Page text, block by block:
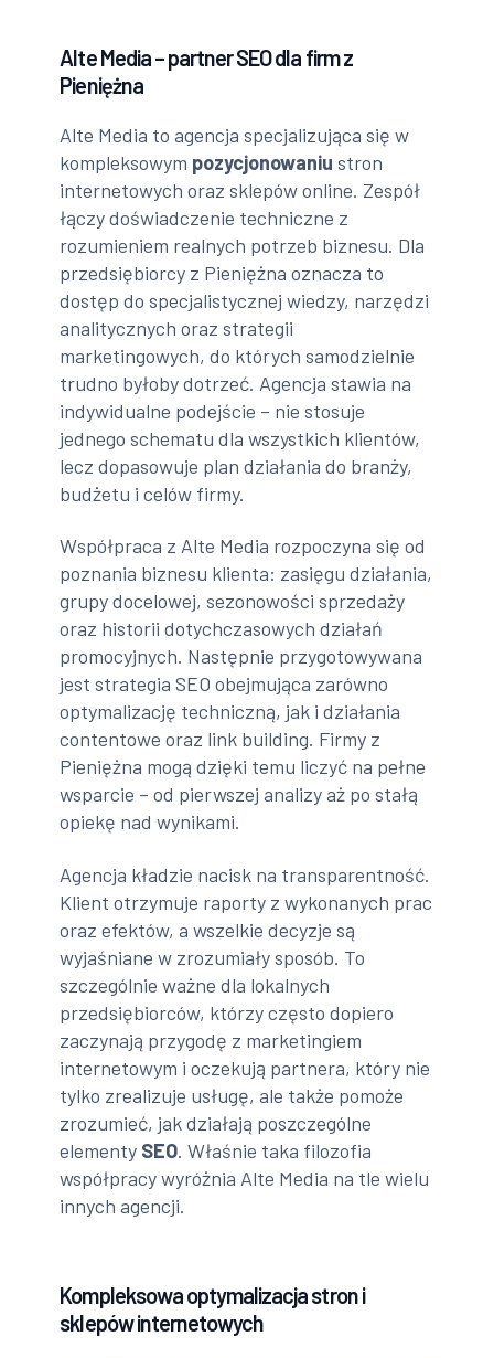
Alte Media – partner SEO dla firm z
Pieniężna
Alte Media to agencja specjalizująca się w
kompleksowym pozycjonowaniu stron
internetowych oraz sklepów online. Zespół
łączy doświadczenie techniczne z
rozumieniem realnych potrzeb biznesu. Dla
przedsiębiorcy z Pieniężna oznacza to
dostęp do specjalistycznej wiedzy, narzędzi
analitycznych oraz strategii
marketingowych, do których samodzielnie
trudno byłoby dotrzeć. Agencja stawia na
indywidualne podejście – nie stosuje
jednego schematu dla wszystkich klientów,
lecz dopasowuje plan działania do branży,
budżetu i celów firmy.
Współpraca z Alte Media rozpoczyna się od
poznania biznesu klienta: zasięgu działania,
grupy docelowej, sezonowości sprzedaży
oraz historii dotychczasowych działań
promocyjnych. Następnie przygotowywana
jest strategia SEO obejmująca zarówno
optymalizację techniczną, jak i działania
contentowe oraz link building. Firmy z
Pieniężna mogą dzięki temu liczyć na pełne
wsparcie – od pierwszej analizy aż po stałą
opiekę nad wynikami.
Agencja kładzie nacisk na transparentność.
Klient otrzymuje raporty z wykonanych prac
oraz efektów, a wszelkie decyzje są
wyjaśniane w zrozumiały sposób. To
szczególnie ważne dla lokalnych
przedsiębiorców, którzy często dopiero
zaczynają przygodę z marketingiem
internetowym i oczekują partnera, który nie
tylko zrealizuje usługę, ale także pomoże
zrozumieć, jak działają poszczególne
elementy SEO. Właśnie taka filozofia
współpracy wyróżnia Alte Media na tle wielu
innych agencji.
Kompleksowa optymalizacja stron i
sklepów internetowych